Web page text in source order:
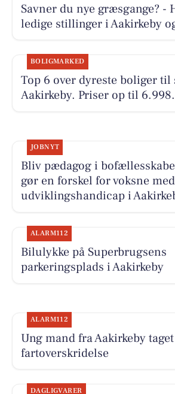
Savner du nye græsgange? -
ledige stillinger i Aakirkeby
BOLIGMARKED
Top 6 over dyreste boliger til
Aakirkeby. Priser op til
JOBNYT
Bliv pædagog i
gør en forskel for voksne med
udviklingshandicap i
ALARM112
Bilulykke på Superbrugsens
parkeringsplads i Aakirkeby
ALARM112
Ung mand fra Aakirkeby
fartoverskridelse
DAGLIGVARER